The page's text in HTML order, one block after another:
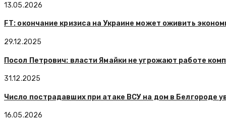
13.05.2026
FT: окончание кризиса на Украине может оживить
29.12.2025
Посол Петрович: власти Ямайки не угрожают работе
31.12.2025
Число пострадавших при атаке ВСУ на дом в Белгороде
16.05.2026